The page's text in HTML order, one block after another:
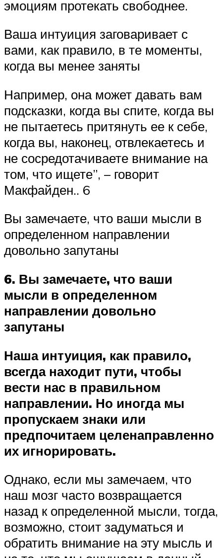
эмоциям протекать свободнее.
Ваша интуиция заговаривает с
вами, как правило, в те моменты,
когда вы менее заняты
Например, она может давать вам
подсказки, когда вы спите, когда вы
не пытаетесь притянуть ее к себе,
когда вы, наконец, отвлекаетесь и
не сосредотачиваете внимание на
том, что ищете”, – говорит
Макфайден.. 6
Вы замечаете, что ваши мысли в
определенном направлении
довольно запутаны
6. Вы замечаете, что ваши
мысли в определенном
направлении довольно
запутаны
Наша интуиция, как правило,
всегда находит пути, чтобы
вести нас в правильном
направлении. Но иногда мы
пропускаем знаки или
предпочитаем целенаправленно
их игнорировать.
Однако, если мы замечаем, что
наш мозг часто возвращается
назад к определенной мысли, тогда,
возможно, стоит задуматься и
обратить внимание на эту мысль и